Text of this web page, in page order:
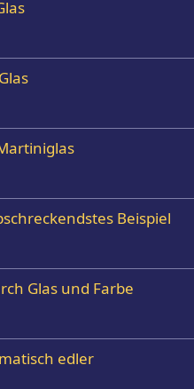
Beispiel
Glas und Farbe
edler